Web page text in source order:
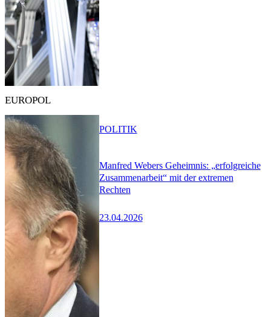
EUROPOL
Manfred Webers Geheimnis: „erfolgreiche
Zusammenarbeit“ mit der extremen
Rechten
23.04.2026
POLITIK